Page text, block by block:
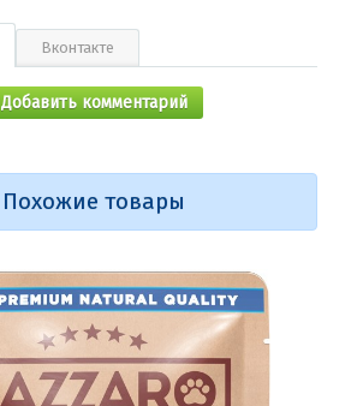
Вконтакте
Добавить комментарий
Похожие товары